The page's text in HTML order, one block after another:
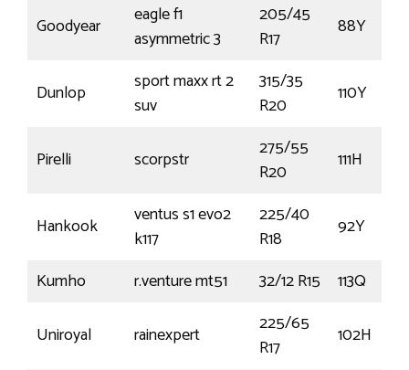
Goodyear
eagle f1
asymmetric 3
205/45
R17
88Y
Dunlop
sport maxx rt 2
suv
315/35
R20
110Y
Pirelli scorpstr
275/55
R20
111H
Hankook
ventus s1 evo2
k117
225/40
R18
92Y
Kumho
r.venture mt51 32/12 R15
113Q
Uniroyal
rainexpert
225/65
R17
102H